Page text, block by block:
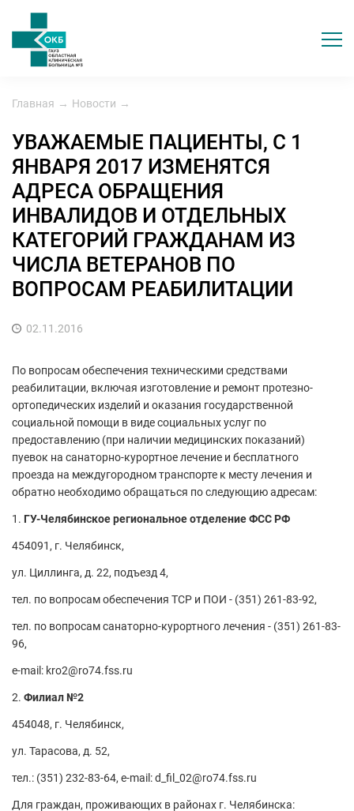
Главная → Новости →
УВАЖАЕМЫЕ ПАЦИЕНТЫ, С 1
ЯНВАРЯ 2017 ИЗМЕНЯТСЯ
АДРЕСА ОБРАЩЕНИЯ
ИНВАЛИДОВ И ОТДЕЛЬНЫХ
КАТЕГОРИЙ ГРАЖДАНАМ ИЗ
ЧИСЛА ВЕТЕРАНОВ ПО
ВОПРОСАМ РЕАБИЛИТАЦИИ
02.11.2016
По вопросам обеспечения техническими средствами
реабилитации, включая изготовление и ремонт протезно-
ортопедических изделий и оказания государственной
социальной помощи в виде социальных услуг по
предоставлению (при наличии медицинских показаний)
пуевок на санаторно-курортное лечение и бесплатного
проезда на междугородном транспорте к месту лечения и
обратно необходимо обращаться по следующию адресам:
1. ГУ-Челябинское региональное отделение ФСС РФ
454091, г. Челябинск,
ул. Циллинга, д. 22, подъезд 4,
тел. по вопросам обеспечения ТСР и ПОИ - (351) 261-83-92,
тел. по вопросам санаторно-курортного лечения - (351) 261-83-
96,
e-mail: kro2@ro74.fss.ru
2. Филиал №2
454048, г. Челябинск,
ул. Тарасова, д. 52,
тел.: (351) 232-83-64, e-mail: d_fil_02@ro74.fss.ru
Для граждан, проживающих в районах г. Челябинска: